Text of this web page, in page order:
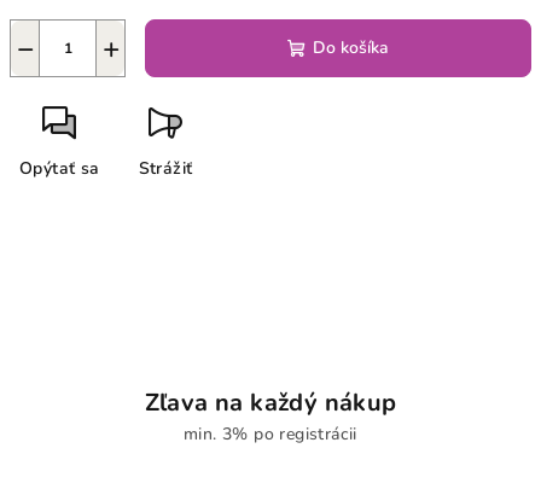
+
− Do košíka
Opýtať sa Strážiť
Zľava na každý nákup
min. 3% po registrácii